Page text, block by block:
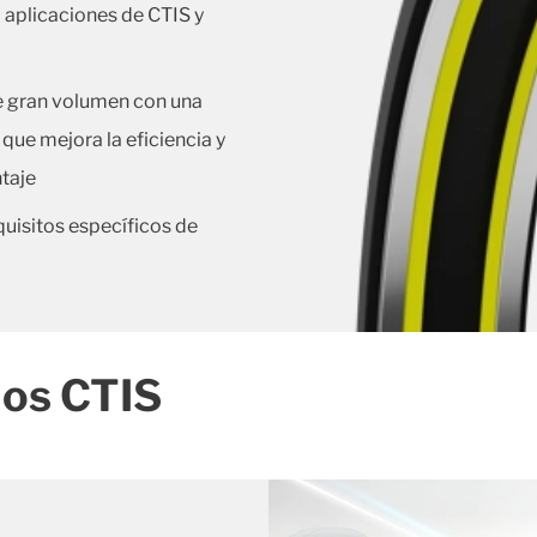
de CTIS y
volumen con una
mejora la eficiencia y
específicos de
CTIS